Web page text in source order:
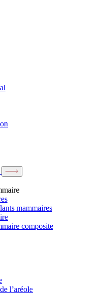
mammaires
composite
l’aréole